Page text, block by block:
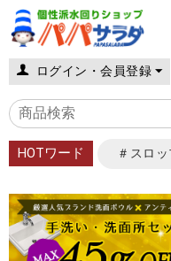
ログイン・会員登録
HOTワード ＃スロ